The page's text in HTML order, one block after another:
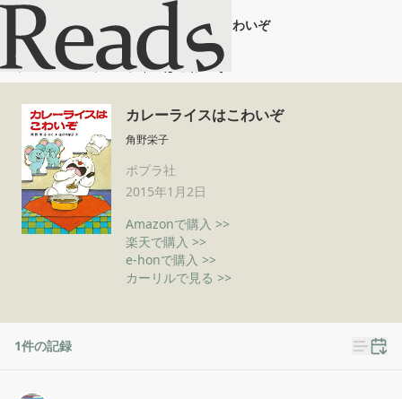
カレーライスはこわいぞ
ホーム カレーライスはこわいぞ
カレーライスはこわいぞ
角野栄子
ポプラ社
2015年1月2日
Amazonで購入 >>
楽天で購入 >>
e-honで購入 >>
カーリルで見る >>
1件の記録